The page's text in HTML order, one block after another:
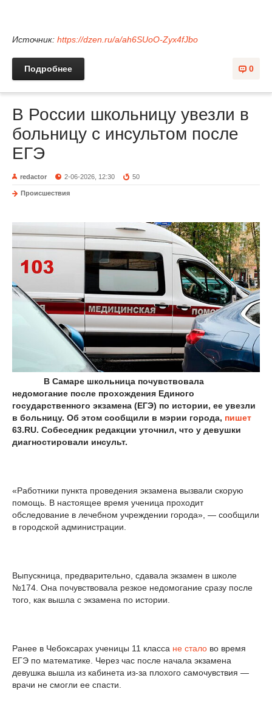
Источник: https://dzen.ru/a/ah6SUoO-Zyx4fJbo
0
Подробнее
В России школьницу увезли в
больницу с инсультом после
ЕГЭ
redactor 2-06-2026, 12:30 50
Происшествия
В Самаре школьница почувствовала
недомогание после прохождения Единого
государственного экзамена (ЕГЭ) по истории, ее увезли
в больницу. Об этом сообщили в мэрии города, пишет
63.RU. Собеседник редакции уточнил, что у девушки
диагностировали инсульт.
«Работники пункта проведения экзамена вызвали скорую
помощь. В настоящее время ученица проходит
обследование в лечебном учреждении города», — сообщили
в городской администрации.
Выпускница, предварительно, сдавала экзамен в школе
№174. Она почувствовала резкое недомогание сразу после
того, как вышла с экзамена по истории.
Ранее в Чебоксарах ученицы 11 класса не стало во время
ЕГЭ по математике. Через час после начала экзамена
девушка вышла из кабинета из-за плохого самочувствия —
врачи не смогли ее спасти.